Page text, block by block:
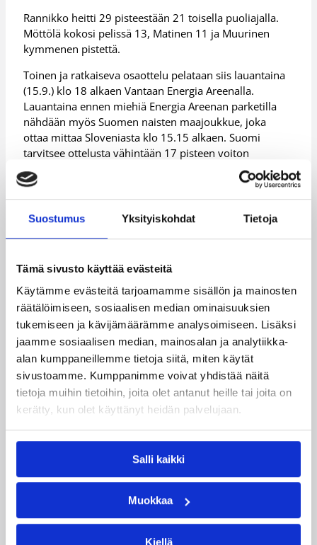
Suostumus Yksityiskohdat Tietoja
Tämä sivusto käyttää evästeitä
Käytämme evästeitä tarjoamamme sisällön ja mainosten
räätälöimiseen, sosiaalisen median ominaisuuksien
tukemiseen ja kävijämäärämme analysoimiseen. Lisäksi
jaamme sosiaalisen median, mainosalan ja analytiikka-
alan kumppaneillemme tietoja siitä, miten käytät
sivustoamme. Kumppanimme voivat yhdistää näitä
tietoja muihin tietoihin, joita olet antanut heille tai joita on
kerätty, kun olet käyttänyt heidän palvelujaan.
Salli kaikki
Muokkaa
Kiellä
Rannikko heitti 29 pisteestään 21 toisella puoliajalla.
Möttölä kokosi pelissä 13, Matinen 11 ja Muurinen
kymmenen pistettä.
Toinen ja ratkaiseva osaottelu pelataan siis lauantaina
(15.9.) klo 18 alkaen Vantaan Energia Areenalla.
Lauantaina ennen miehiä Energia Areenan parketilla
nähdään myös Suomen naisten maajoukkue, joka
ottaa mittaa Sloveniasta klo 15.15 alkaen. Suomi
tarvitsee ottelusta vähintään 17 pisteen voiton
välttääkseen B-divisioonan putoamiskarsinnat.
1. pudotuspeli A-divisioonapaikasta, Tirgu
Mures (ROM) 11.9.2007
Ottelun täydelliset tilastot löytyvät FIBA Euroopan
nettipalvelusta, suora linkkitässä.
Antti Nikkilä
5/3
Kimmo Muurinen
10/4
Sami Lehtoranta
0/0
Jukka Matinen
11/8
0/5